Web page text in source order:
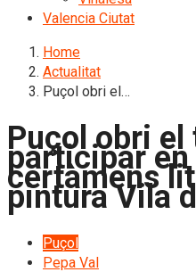
Valencia Ciutat
Home
Actualitat
Puçol obri el…
Puçol obri
participar en
certàmens
pintura Vila
Puçol
Pepa Val